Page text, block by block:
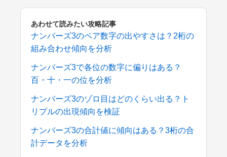
あわせて読みたい攻略記事
ナンバーズ3のペア数字の出やすさは？2桁の
組み合わせ傾向を分析
ナンバーズ3で各位の数字に偏りはある？
百・十・一の位を分析
ナンバーズ3のゾロ目はどのくらい出る？ト
リプルの出現傾向を検証
ナンバーズ3の合計値に傾向はある？3桁の合
計データを分析